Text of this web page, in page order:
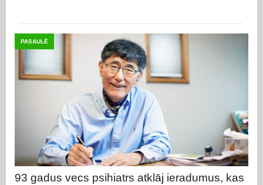
PASAULĒ
93 gadus vecs psihiatrs atklāj ieradumus, kas